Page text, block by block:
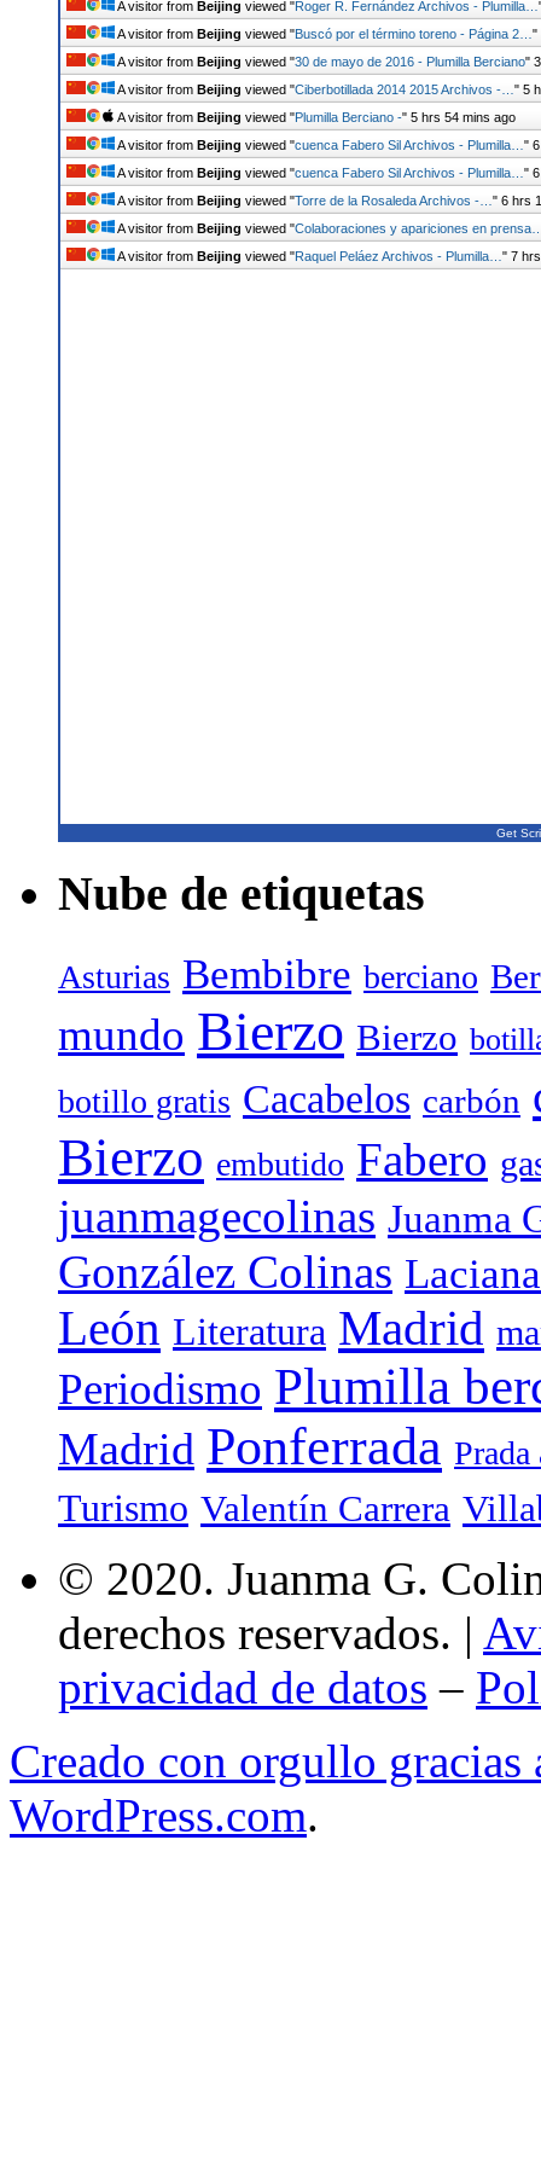
A visitor from Beijing viewed "Roger R. Fernández Archivos - Plumilla…
A visitor from Beijing viewed "Buscó por el término toreno - Página 2… "
A visitor from Beijing viewed "30 de mayo de 2016 - Plumilla Berciano"
A visitor from Beijing viewed "Ciberbotillada 2014 2015 Archivos -… " 5
A visitor from Beijing viewed "Plumilla Berciano -" 5 hrs 54 mins ago
A visitor from Beijing viewed "cuenca Fabero Sil Archivos - Plumilla… "
A visitor from Beijing viewed "cuenca Fabero Sil Archivos - Plumilla… "
A visitor from Beijing viewed "Torre de la Rosaleda Archivos -… " 6 hrs
A visitor from Beijing viewed "Colaboraciones y apariciones en
A visitor from Beijing viewed "Raquel Peláez Archivos - Plumilla… " 7
Get
Nube de etiquetas
Asturias Bembibre berciano
mundo Bierzo Bierzo
botillo gratis Cacabelos carbón
Bierzo embutido Fabero
juanmagecolinas Juanma
González Colinas Laciana
León Literatura Madrid
Periodismo Plumilla
Madrid Ponferrada Prada
Turismo Valentín Carrera
© 2020. Juanma G.
derechos reservados. |
privacidad de datos –
Creado con orgullo gracias
WordPress.com.